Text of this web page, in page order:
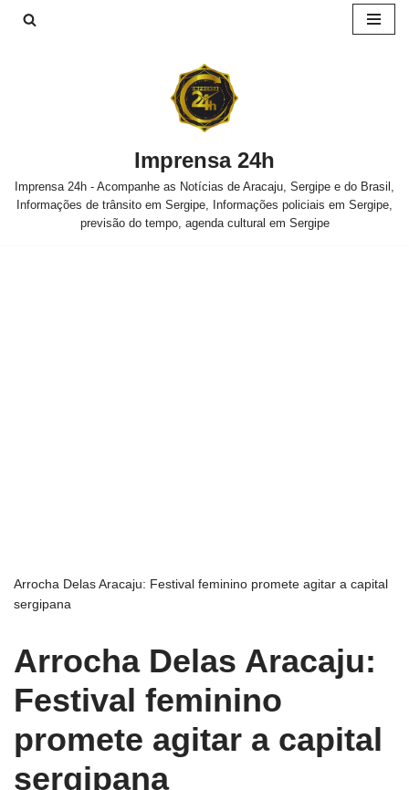
Imprensa 24h
Imprensa 24h - Acompanhe as Notícias de Aracaju, Sergipe e do Brasil,
Informações de trânsito em Sergipe, Informações policiais em Sergipe,
previsão do tempo, agenda cultural em Sergipe
Arrocha Delas Aracaju: Festival feminino promete agitar a capital
sergipana
Arrocha Delas Aracaju:
Festival feminino
promete agitar a capital
sergipana